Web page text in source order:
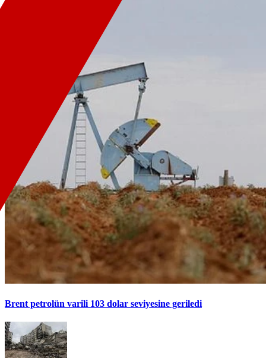
Brent petrolün varili 103 dolar seviyesine geriledi